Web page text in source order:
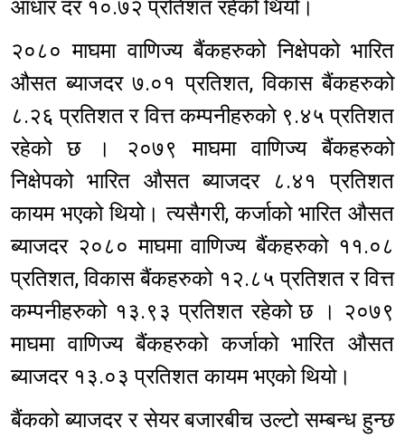
आधार दर १०.७२ प्रतिशत रहेको थियो।
२०८० माघमा वाणिज्य बैंकहरुको निक्षेपको भारित
औसत ब्याजदर ७.०१ प्रतिशत, विकास बैंकहरुको
८.२६ प्रतिशत र वित्त कम्पनीहरुको ९.४५ प्रतिशत
रहेको छ । २०७९ माघमा वाणिज्य बैंकहरुको
निक्षेपको भारित औसत ब्याजदर ८.४१ प्रतिशत
कायम भएको थियो। त्यसैगरी, कर्जाको भारित औसत
ब्याजदर २०८० माघमा वाणिज्य बैंकहरुको ११.०८
प्रतिशत, विकास बैंकहरुको १२.८५ प्रतिशत र वित्त
कम्पनीहरुको १३.९३ प्रतिशत रहेको छ । २०७९
माघमा वाणिज्य बैंकहरुको कर्जाको भारित औसत
ब्याजदर १३.०३ प्रतिशत कायम भएको थियो।
बैंकको ब्याजदर र सेयर बजारबीच उल्टो सम्बन्ध हुन्छ